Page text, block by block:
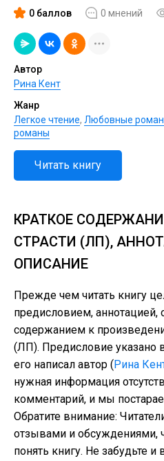
0 баллов 0 мнений
Автор
Рина Кент
Жанр
Легкое чтение, Любовные
романы
Читать книгу
КРАТКОЕ
СТРАСТИ (ЛП),
ОПИСАНИЕ
Прежде чем читать книгу
предисловием, аннотацией,
содержанием к
(ЛП). Предисловие указано
его написал автор (Рина
нужная информация
комментарий, и мы
Обратите внимание:
отзывами и обсуждениями,
понять книгу. Не забудьте и